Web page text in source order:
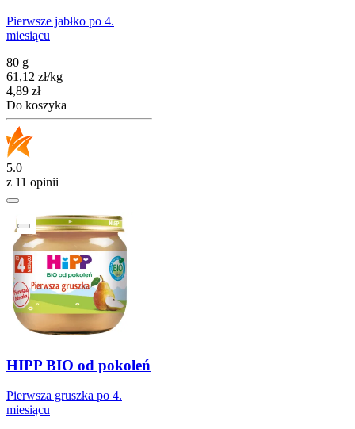
Pierwsze jabłko po 4.
miesiącu
80 g
61,12 zł/kg
Cena
4,89 zł
Do koszyka
5.0
z 11 opinii
HIPP BIO od pokoleń
Pierwsza gruszka po 4.
miesiącu